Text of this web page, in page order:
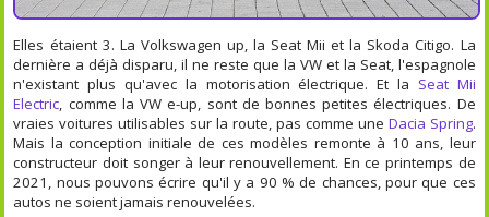
Elles étaient 3. La Volkswagen up, la Seat Mii et la Skoda Citigo. La
dernière a déjà disparu, il ne reste que la VW et la Seat, l'espagnole
n'existant plus qu'avec la motorisation électrique. Et la Seat Mii
Electric, comme la VW e-up, sont de bonnes petites électriques. De
vraies voitures utilisables sur la route, pas comme une Dacia Spring.
Mais la conception initiale de ces modèles remonte à 10 ans, leur
constructeur doit songer à leur renouvellement. En ce printemps de
2021, nous pouvons écrire qu'il y a 90 % de chances, pour que ces
autos ne soient jamais renouvelées.